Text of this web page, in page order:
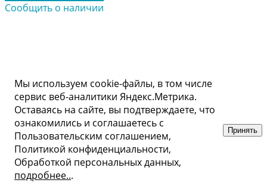
Сообщить о наличии
Мы используем cookie-файлы, в том числе
сервис веб-аналитики Яндекс.Метрика.
Оставаясь на сайте, вы подтверждаете, что
ознакомились и соглашаетесь с
Пользовательским соглашением,
Политикой конфиденциальности,
Обработкой персональных данных,
подробнее...
Принять